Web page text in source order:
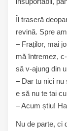
Îl traseră
revină. Spre
– Fraților, mai
mă întremez,
să v-ajung din
– Dar tu nici
e să nu te tai
– Acum știu!
Nu de parte, ci